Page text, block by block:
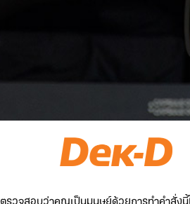
ตรวจสอบว่าคุณเป็นมนุษย์ด้วยการทำคำสั่งนี้